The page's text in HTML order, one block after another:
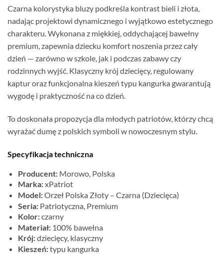
Czarna kolorystyka bluzy podkreśla kontrast bieli i złota,
nadając projektowi dynamicznego i wyjątkowo estetycznego
charakteru. Wykonana z miękkiej, oddychającej bawełny
premium, zapewnia dziecku komfort noszenia przez cały
dzień — zarówno w szkole, jak i podczas zabawy czy
rodzinnych wyjść. Klasyczny krój dziecięcy, regulowany
kaptur oraz funkcjonalna kieszeń typu kangurka gwarantują
wygodę i praktyczność na co dzień.
To doskonała propozycja dla młodych patriotów, którzy chcą
wyrażać dumę z polskich symboli w nowoczesnym stylu.
Specyfikacja techniczna
Producent:Morowo, Polska
Marka:xPatriot
Model:Orzeł Polska Złoty – Czarna (Dziecięca)
Seria:Patriotyczna, Premium
Kolor:czarny
Materiał:100% bawełna
Krój:dziecięcy, klasyczny
Kieszeń:typu kangurka